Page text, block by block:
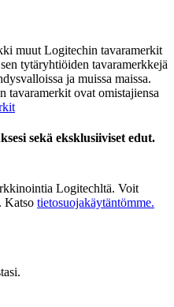
muut Logitechin tavaramerkit
tytäryhtiöiden tavaramerkkejä
ja muissa maissa.
tavaramerkit ovat omistajiensa
sekä eksklusiiviset edut.
Logitechltä. Voit
Katso tietosuojakäytäntömme.